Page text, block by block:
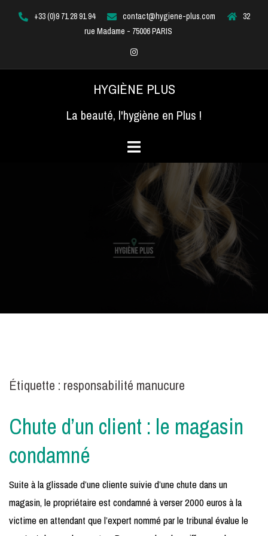
+33 (0)9 71 28 91 94 contact@hygiene-plus.com
32
rue Madame - 75006 PARIS
Instagram
HYGIÈNE PLUS
La beauté, l'hygiène en Plus !
Étiquette : responsabilité manucure
Chute d’un client : le magasin
condamné
Suite à la glissade d’une cliente suivie d’une chute dans un
magasin, le propriétaire est condamné à verser 2000 euros à la
victime en attendant que l’expert nommé par le tribunal évalue le